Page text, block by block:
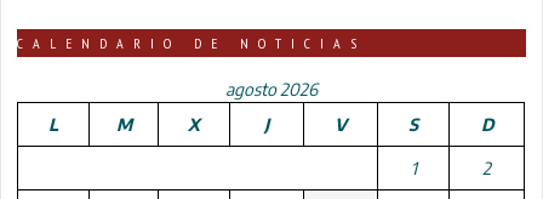
CALENDARIO DE NOTICIAS
agosto 2026
L
M X J V S D
1 2